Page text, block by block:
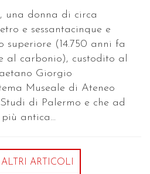
una donna di circa
e sessantacinque e
superiore (14.750 anni fa
al carbonio), custodito al
Giorgio
Museale di Ateneo
di Palermo e che ad
antica...
ARTICOLI